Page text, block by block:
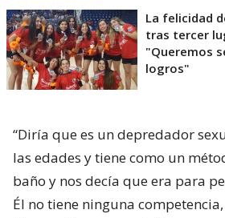
La felicidad
tras tercer
"Queremos
logros"
“Diría que es un depredador
las edades y tiene como un
baño y nos decía que era para
Él no tiene ninguna